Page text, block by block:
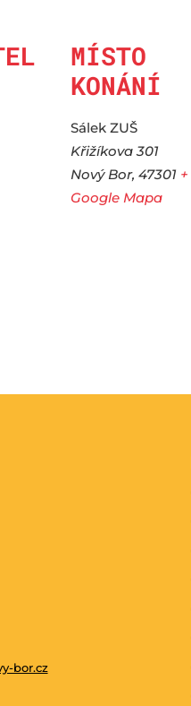
MÍSTO
KONÁNÍ
Sálek ZUŠ
Křižíkova 301
Nový Bor, 47301 +
Google Mapa
bor.cz